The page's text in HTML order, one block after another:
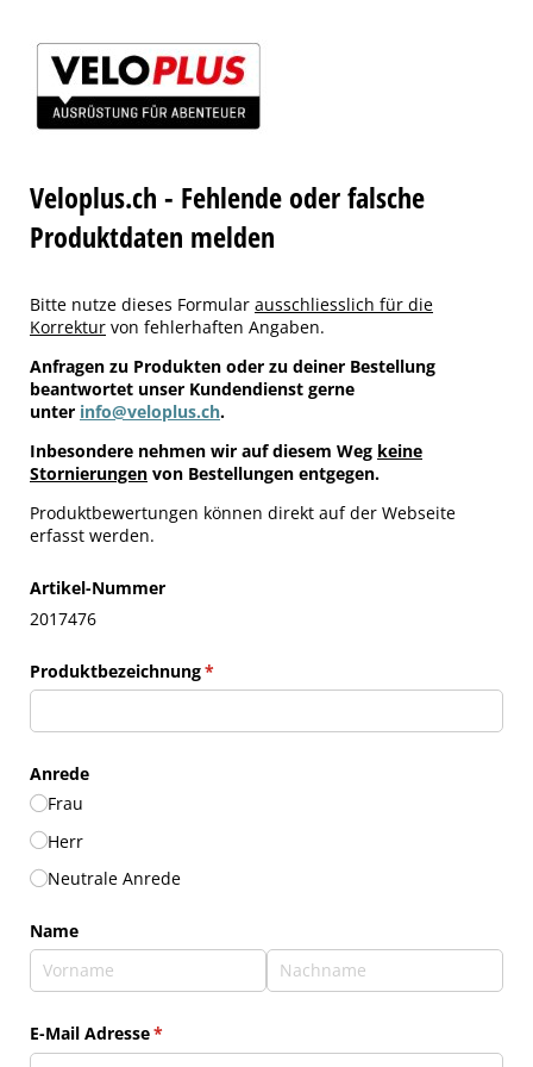
Veloplus.ch - Fehlende oder falsche
Produktdaten melden
Bitte nutze dieses Formular ausschliesslich für die
Korrektur von fehlerhaften Angaben.
Anfragen zu Produkten oder zu deiner Bestellung
beantwortet unser Kundendienst gerne
unter info@veloplus.ch.
Inbesondere nehmen wir auf diesem Weg keine
Stornierungen von Bestellungen entgegen.
Produktbewertungen können direkt auf der Webseite
erfasst werden.
Artikel-Nummer
2017476
Produktbezeichnung*
(erforderlich)
Anrede
Frau
Herr
Neutrale Anrede
Name
E-Mail Adresse*
(erforderlich)